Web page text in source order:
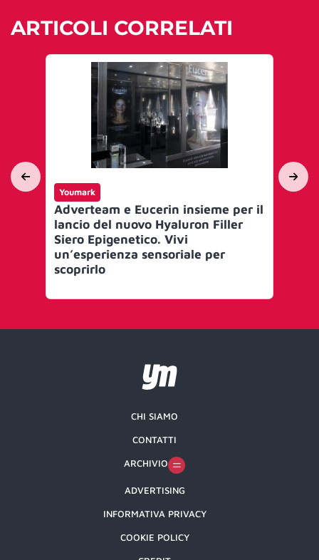
ARTICOLI CORRELATI
Youmark
Adverteam e Eucerin insieme per il
lancio del nuovo Hyaluron Filler
Siero Epigenetico. Vivi
un’esperienza sensoriale per
scoprirlo
CHI SIAMO
CONTATTI
ARCHIVIO
ADVERTISING
INFORMATIVA PRIVACY
COOKIE POLICY